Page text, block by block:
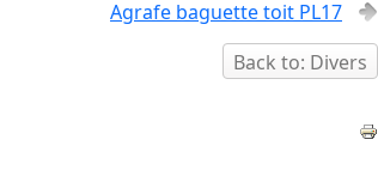
Agrafe baguette toit PL17
Back to: Divers